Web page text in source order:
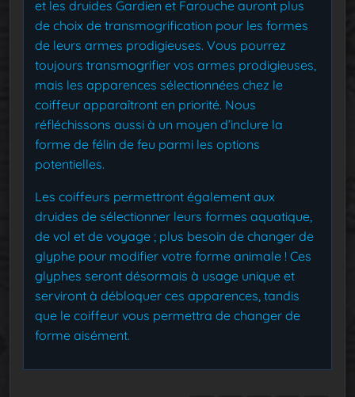
et les druides Gardien et Farouche auront plus
de choix de transmogrification pour les formes
de leurs armes prodigieuses. Vous pourrez
toujours transmogrifier vos armes prodigieuses,
mais les apparences sélectionnées chez le
coiffeur apparaîtront en priorité. Nous
réfléchissons aussi à un moyen d’inclure la
forme de félin de feu parmi les options
potentielles.
Les coiffeurs permettront également aux
druides de sélectionner leurs formes aquatique,
de vol et de voyage ; plus besoin de changer de
glyphe pour modifier votre forme animale ! Ces
glyphes seront désormais à usage unique et
serviront à débloquer ces apparences, tandis
que le coiffeur vous permettra de changer de
forme aisément.